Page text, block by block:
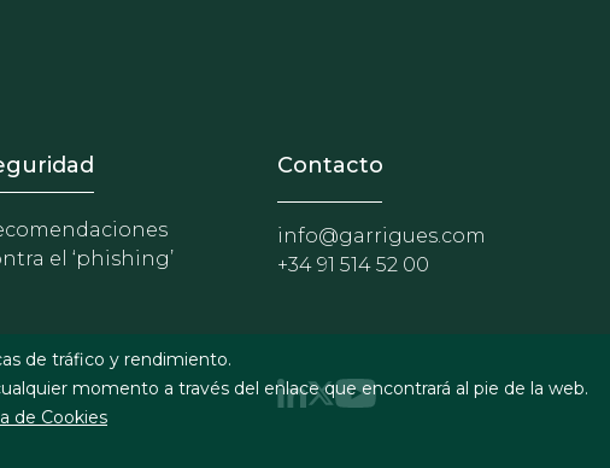
nosotros
- Extranet y herramientas
el ‘phishing’
Contacto
info@garrigues.com
+34 91 514 52 00
de tráfico y rendimiento.
momento a través del enlace que encontrará al pie de la web.
de Cookies